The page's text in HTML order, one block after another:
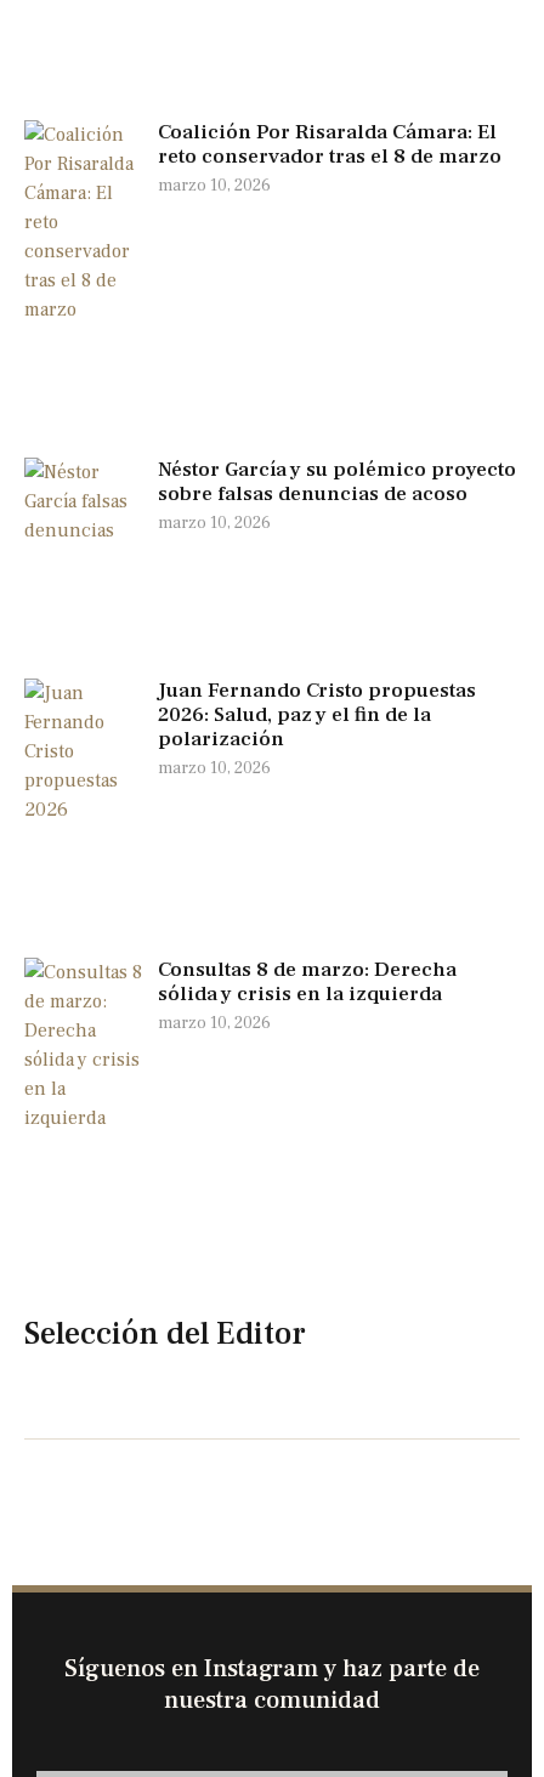
Coalición Por Risaralda Cámara: El
reto conservador tras el 8 de marzo
marzo 10, 2026
Néstor García y su polémico proyecto
sobre falsas denuncias de acoso
marzo 10, 2026
Juan Fernando Cristo propuestas
2026: Salud, paz y el fin de la
polarización
marzo 10, 2026
Consultas 8 de marzo: Derecha
sólida y crisis en la izquierda
marzo 10, 2026
Selección del Editor
Síguenos en Instagram y haz parte de
nuestra comunidad